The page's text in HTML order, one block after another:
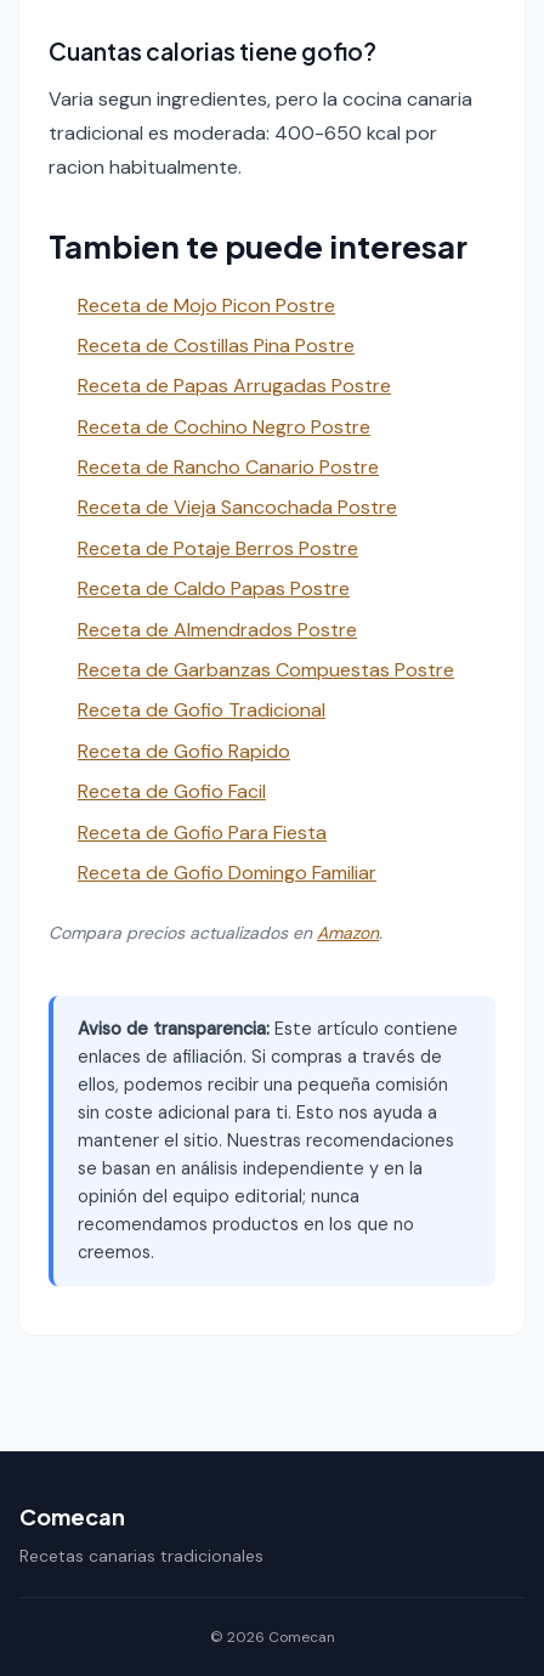
Cuantas calorias tiene gofio?
Varia segun ingredientes, pero la cocina canaria
tradicional es moderada: 400-650 kcal por
racion habitualmente.
Tambien te puede interesar
Receta de Mojo Picon Postre
Receta de Costillas Pina Postre
Receta de Papas Arrugadas Postre
Receta de Cochino Negro Postre
Receta de Rancho Canario Postre
Receta de Vieja Sancochada Postre
Receta de Potaje Berros Postre
Receta de Caldo Papas Postre
Receta de Almendrados Postre
Receta de Garbanzas Compuestas Postre
Receta de Gofio Tradicional
Receta de Gofio Rapido
Receta de Gofio Facil
Receta de Gofio Para Fiesta
Receta de Gofio Domingo Familiar
Compara precios actualizados enAmazon.
Aviso de transparencia: Este artículo contiene
enlaces de afiliación. Si compras a través de
ellos, podemos recibir una pequeña comisión
sin coste adicional para ti. Esto nos ayuda a
mantener el sitio. Nuestras recomendaciones
se basan en análisis independiente y en la
opinión del equipo editorial; nunca
recomendamos productos en los que no
creemos.
Comecan
Recetas canarias tradicionales
© 2026 Comecan